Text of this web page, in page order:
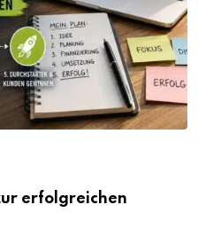
erfolgreichen